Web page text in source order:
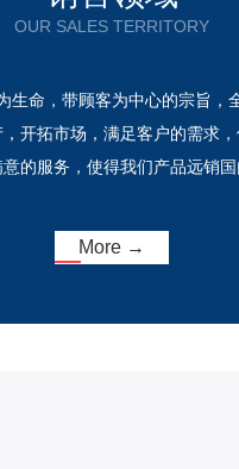
OUR SALES TERRITORY
生命，带顾客为中心的宗旨，
开拓市场，满足客户的需求，
的服务，使得我们产品远销
More →